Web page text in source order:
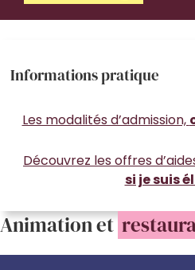
Informations pratique
Les modalités d’admission,
Découvrez les offres
si je suis
Animation et